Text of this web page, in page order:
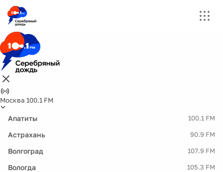
Москва 100.1 FM
Апатиты 100.1 FM
Астрахань 90.9 FM
Волгоград 107.9 FM
Вологда 105.3 FM